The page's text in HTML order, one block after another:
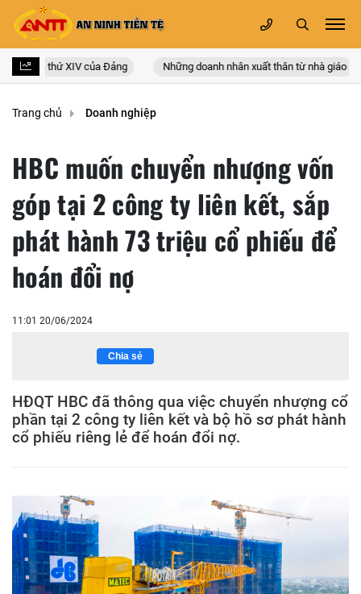
lần thứ XIV của Đảng Những doanh nhân xuất thân từ nhà giáo
Trang chủ Doanh nghiệp
HBC muốn chuyển nhượng vốn
góp tại 2 công ty liên kết, sắp
phát hành 73 triệu cổ phiếu để
hoán đổi nợ
11:01 20/06/2024
Chia sẻ
HĐQT HBC đã thông qua việc chuyển nhượng cổ
phần tại 2 công ty liên kết và bộ hồ sơ phát hành
cổ phiếu riêng lẻ để hoán đổi nợ.